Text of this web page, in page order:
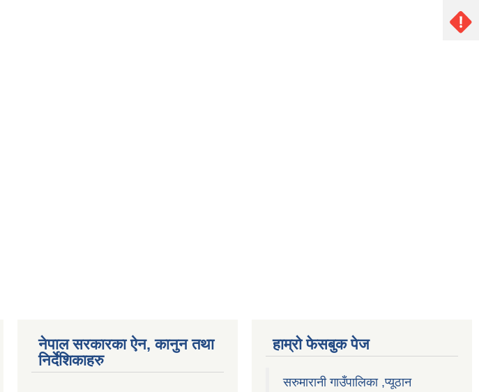
नेपाल सरकारका ऐन, कानुन तथा
निर्देशिकाहरु
हाम्राे फेसबुक पेज
सरुमारानी गाउँपालिका ,प्यूठान